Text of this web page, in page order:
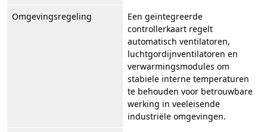
Omgevingsregeling
Een geïntegreerde
controllerkaart regelt
automatisch ventilatoren,
luchtgordijnventilatoren en
verwarmingsmodules om
stabiele interne temperaturen
te behouden voor betrouwbare
werking in veeleisende
industriële omgevingen.